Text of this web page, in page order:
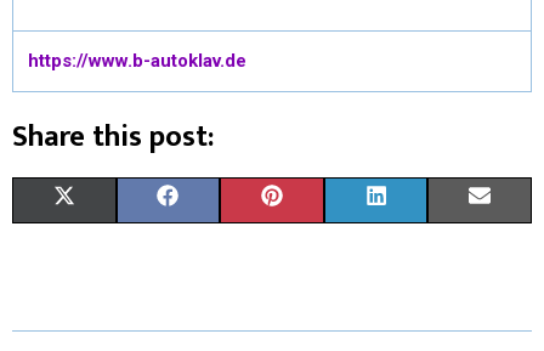
https://www.b-autoklav.de
Share this post:
W E T K I